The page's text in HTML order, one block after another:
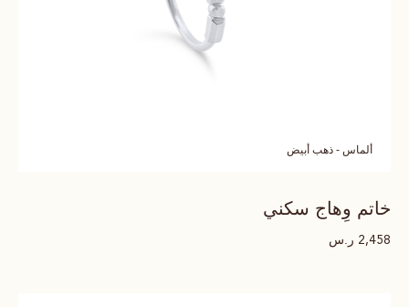
ألماس - ذهب أبيض
خاتم وِهاج سكني
2,458 ر.س